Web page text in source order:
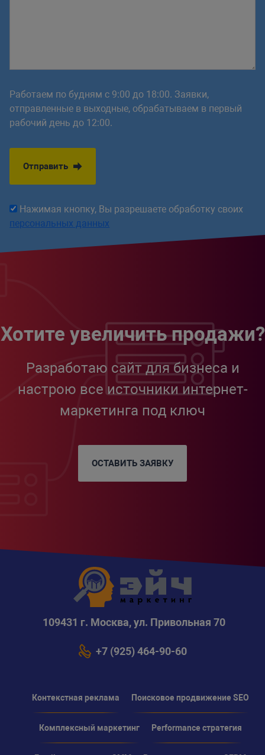
Работаем по будням с 9:00 до 18:00. Заявки,
отправленные в выходные, обрабатываем в первый
рабочий день до 12:00.
Отправить
Нажимая кнопку, Вы разрешаете обработку своих
персональных данных
Хотите увеличить продажи?
Разработаю сайт для бизнеса и
настрою все источники интернет-
маркетинга под ключ
ОСТАВИТЬ ЗАЯВКУ
109431 г. Москва, ул. Привольная 70
+7 (925) 464-90-60
Контекстная реклама Поисковое продвижение SEO
Комплексный маркетинг Performance стратегия